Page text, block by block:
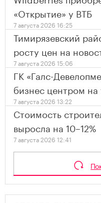
«Открытие» у ВТБ
7 августа 2026 16:25
Тимирязевский
росту цен на
7 августа 2026 15:06
ГК «Галс-
бизнес центром
7 августа 2026 13:22
Стоимость
выросла на 10–12%
7 августа 2026 12:41